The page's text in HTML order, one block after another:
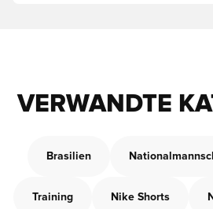
VERWANDTE
Brasilien
Training Nike Shorts